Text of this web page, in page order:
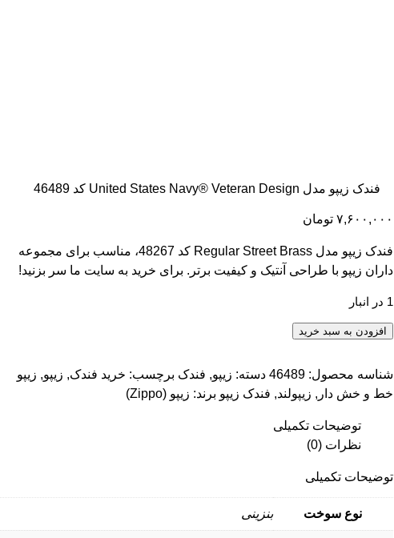
فندک زیپو مدل United States Navy® Veteran Design کد 46489
۷,۶۰۰,۰۰۰ تومان
فندک زیپو مدل Regular Street Brass کد 48267، مناسب برای مجموعه
داران زیپو با طراحی آنتیک و کیفیت برتر. برای خرید به سایت ما سر بزنید!
1 در انبار
فندک زیپو مدل United States Navy® Veteran Design کد 46489 عدد
افزودن به سبد خرید
شناسه محصول:46489 دسته: زیپو, فندک برچسب: خرید فندک, زیپو, زیپو
خط و خش دار , زیپولند, فندک زیپو برند: زیپو (Zippo)
توضیحات تکمیلی
نظرات (0)
توضیحات تکمیلی
نوع سوخت بنزینی